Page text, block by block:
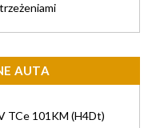
AUTA
TCe 101KM (H4Dt)